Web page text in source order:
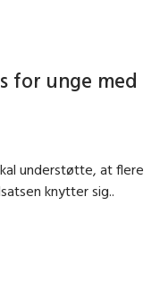
for unge med
understøtte, at flere
knytter sig..